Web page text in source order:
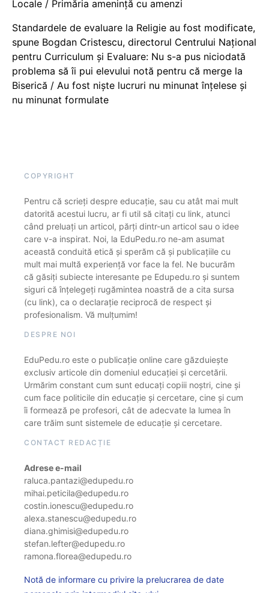
Locale / Primăria amenință cu amenzi
Standardele de evaluare la Religie au fost modificate,
spune Bogdan Cristescu, directorul Centrului Național
pentru Curriculum și Evaluare: Nu s-a pus niciodată
problema să îi pui elevului notă pentru că merge la
Biserică / Au fost niște lucruri nu minunat înțelese și
nu minunat formulate
COPYRIGHT
Pentru că scrieți despre educație, sau cu atât mai mult
datorită acestui lucru, ar fi util să citați cu link, atunci
când preluați un articol, părți dintr-un articol sau o idee
care v-a inspirat. Noi, la EduPedu.ro ne-am asumat
această conduită etică și sperăm că și publicațiile cu
mult mai multă experiență vor face la fel. Ne bucurăm
că găsiți subiecte interesante pe Edupedu.ro și suntem
siguri că înțelegeți rugămintea noastră de a cita sursa
(cu link), ca o declarație reciprocă de respect și
profesionalism. Vă mulțumim!
DESPRE NOI
EduPedu.ro este o publicație online care găzduiește
exclusiv articole din domeniul educației și cercetării.
Urmărim constant cum sunt educați copiii noștri, cine și
cum face politicile din educație și cercetare, cine și cum
îi formează pe profesori, cât de adecvate la lumea în
care trăim sunt sistemele de educație și cercetare.
CONTACT REDACȚIE
Adrese e-mail
raluca.pantazi@edupedu.ro
mihai.peticila@edupedu.ro
costin.ionescu@edupedu.ro
alexa.stanescu@edupedu.ro
diana.ghimisi@edupedu.ro
stefan.lefter@edupedu.ro
ramona.florea@edupedu.ro
Notă de informare cu privire la prelucrarea de date